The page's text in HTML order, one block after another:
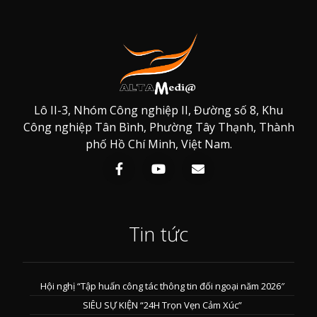
Lô II-3, Nhóm Công nghiệp II, Đường số 8, Khu
Công nghiệp Tân Bình, Phường Tây Thạnh, Thành
phố Hồ Chí Minh, Việt Nam.
Tin tức
Hội nghị “Tập huấn công tác thông tin đối ngoại năm 2026″
SIÊU SỰ KIỆN “24H Trọn Vẹn Cảm Xúc”